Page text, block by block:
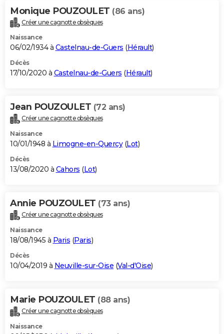
Monique POUZOULET (86 ans)
Créer une cagnotte obsèques
Naissance
06/02/1934 à Castelnau-de-Guers (Hérault)
Décès
17/10/2020 à Castelnau-de-Guers (Hérault)
Jean POUZOULET (72 ans)
Créer une cagnotte obsèques
Naissance
10/01/1948 à Limogne-en-Quercy(Lot)
Décès
13/08/2020 à Cahors (Lot)
Annie POUZOULET (73 ans)
Créer une cagnotte obsèques
Naissance
18/08/1945 à Paris (Paris)
Décès
10/04/2019 à Neuville-sur-Oise (Val-d'Oise)
Marie POUZOULET (88 ans)
Créer une cagnotte obsèques
Naissance